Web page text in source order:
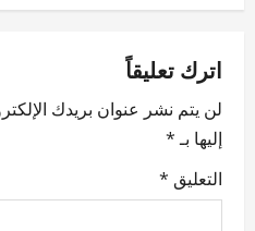
n
a
v
i
g
اترك تعليقاً
لن يتم نشر عنوان بريدك
إليها بـ*
التعليق *